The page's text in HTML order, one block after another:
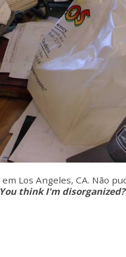
em Los Angeles, CA. Não
think I'm